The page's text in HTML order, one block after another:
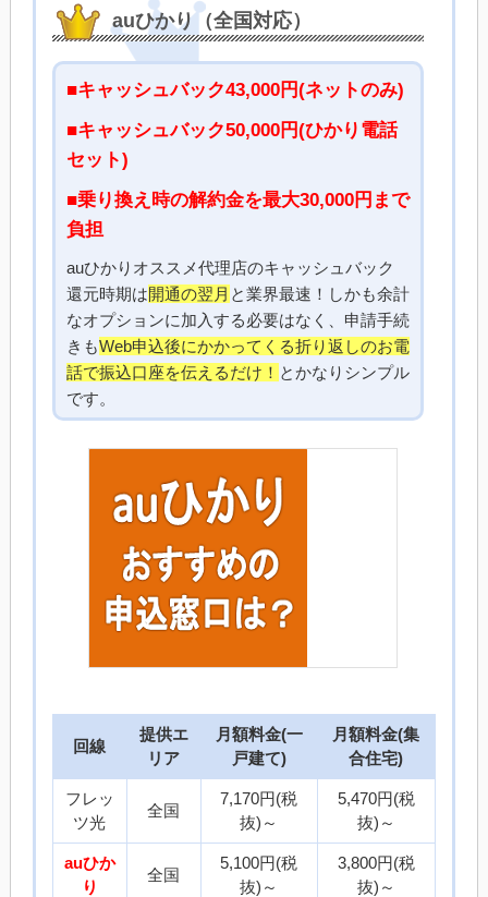
auひかり（全国対応）
■キャッシュバック43,000円(ネットのみ)
■キャッシュバック50,000円(ひかり電話
セット)
■乗り換え時の解約金を最大30,000円まで
負担
auひかりオススメ代理店のキャッシュバック
還元時期は開通の翌月 と業界最速！しかも余計
なオプションに加入する必要はなく、申請手続
きもWeb申込後にかかってくる折り返しのお電
話で振込口座を伝えるだけ！ とかなりシンプル
です。
回線
提供エ
リア
月額料金(一
戸建て)
月額料金(集
合住宅)
フレッ
ツ光
全国
7,170円(税
抜)～
5,470円(税
抜)～
auひか
り
全国
5,100円(税
抜)～
3,800円(税
抜)～